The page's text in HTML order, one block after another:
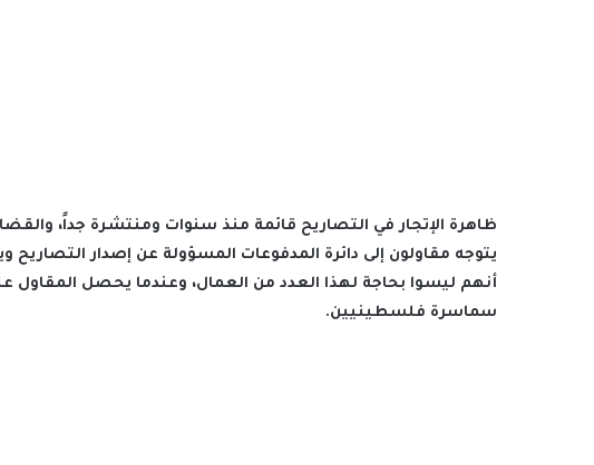
ظاهرة الإتجار في التصاريح قائمة منذ سنوات ومنتشرة جداً،
يتوجه مقاولون إلى دائرة المدفوعات المسؤولة عن إصدار
أنهم ليسوا بحاجة لهذا العدد من العمال، وعندما يحصل المقاول
سماسرة فلسطينيين.